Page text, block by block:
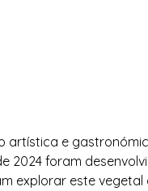
artística e
2024 foram
explorar este vegetal